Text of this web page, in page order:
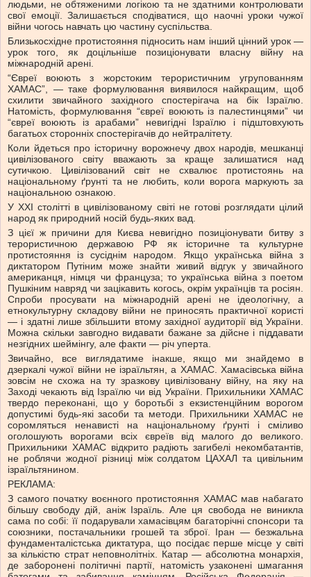
людьми, не обтяженими логікою та не здатними контролювати
свої емоції. Залишається сподіватися, що наочні уроки чужої
війни чогось навчать цю частину суспільства.
Близькосхідне протистояння підносить нам інший цінний урок —
урок того, як доцільніше позиціонувати власну війну на
міжнародній арені.
“Євреї воюють з жорстоким терористичним угрупованням
ХАМАС”, — таке формулювання виявилося найкращим, щоб
схилити звичайного західного спостерігача на бік Ізраїлю.
Натомість, формулювання “євреї воюють із палестинцями” чи
“євреї воюють із арабами” невигідні Ізраїлю і підштовхують
багатьох сторонніх спостерігачів до нейтралітету.
Коли йдеться про історичну ворожнечу двох народів, мешканці
цивілізованого світу вважають за краще залишатися над
сутичкою. Цивілізований світ не схвалює протистоянь на
національному ґрунті та не любить, коли ворога маркують за
національною ознакою.
У XXI столітті в цивілізованому світі не готові розглядати цілий
народ як природний носій будь-яких вад.
З цієї ж причини для Києва невигідно позиціонувати битву з
терористичною державою РФ як історичне та культурне
протистояння із сусіднім народом. Якщо українська війна з
диктатором Путіним може знайти живий відгук у звичайного
американця, німця чи француза; то українська війна з поетом
Пушкіним навряд чи зацікавить когось, окрім українців та росіян.
Спроби просувати на міжнародній арені не ідеологічну, а
етнокультурну складову війни не приносять практичної користі
— і здатні лише збільшити втому західної аудиторії від України.
Можна скільки завгодно видавати бажане за дійсне і піддавати
незгідних шеймінгу, але факти — річ уперта.
Звичайно, все виглядатиме інакше, якщо ми знайдемо в
дзеркалі чужої війни не ізраїльтян, а ХАМАС. Хамасівська війна
зовсім не схожа на ту зразкову цивілізовану війну, на яку на
Заході чекають від Ізраїлю чи від України. Прихильники ХАМАС
твердо переконані, що у боротьбі з екзистенційним ворогом
допустимі будь-які засоби та методи. Прихильники ХАМАС не
соромляться ненависті на національному ґрунті і сміливо
оголошують ворогами всіх євреїв від малого до великого.
Прихильники ХАМАС відкрито радіють загибелі некомбатантів,
не роблячи жодної різниці між солдатом ЦАХАЛ та цивільним
ізраїльтянином.
РЕКЛАМА:
З самого початку воєнного протистояння ХАМАС мав набагато
більшу свободу дій, аніж Ізраїль. Але ця свобода не виникла
сама по собі: її подарували хамасівцям багаторічні спонсори та
союзники, постачальники грошей та зброї. Іран — безжальна
фундаменталістська диктатура, що посідає перше місце у світі
за кількістю страт неповнолітніх. Катар — абсолютна монархія,
де заборонені політичні партії, натомість узаконені шмагання